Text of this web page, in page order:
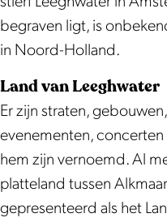
begraven ligt, is
in Noord-Holland.
Land van Leeghwater
Er zijn straten,
evenementen,
hem zijn vernoemd. Al
platteland tussen
gepresenteerd als het